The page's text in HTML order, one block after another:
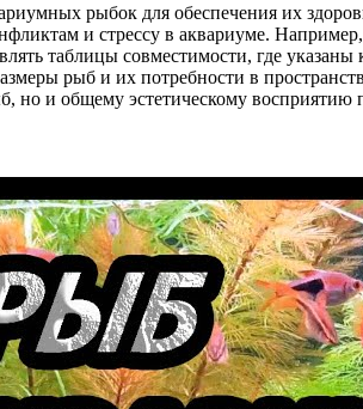
рыбок для обеспечения их
и стрессу в аквариуме.
таблицы совместимости, где
рыб и их потребности в
но и общему эстетическому восприятию